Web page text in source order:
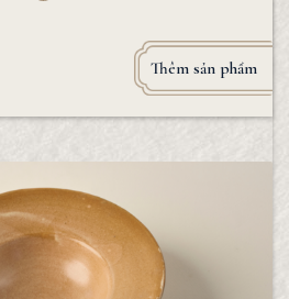
Thêm sản phẩm